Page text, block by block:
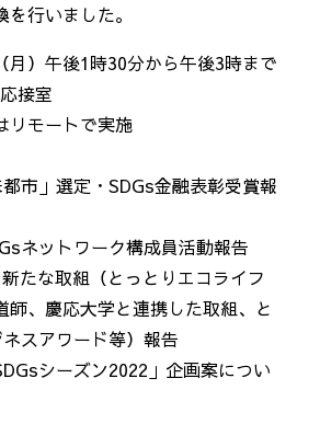
行いました。
）午後1時30分から午後3時まで
接室
ートで実施
市」選定・SDGs金融表彰受賞報
ネットワーク構成員活動報告
たな取組（とっとりエコライフ
師、慶応大学と連携した取組、と
スアワード等）報告
シーズン2022」企画案につい